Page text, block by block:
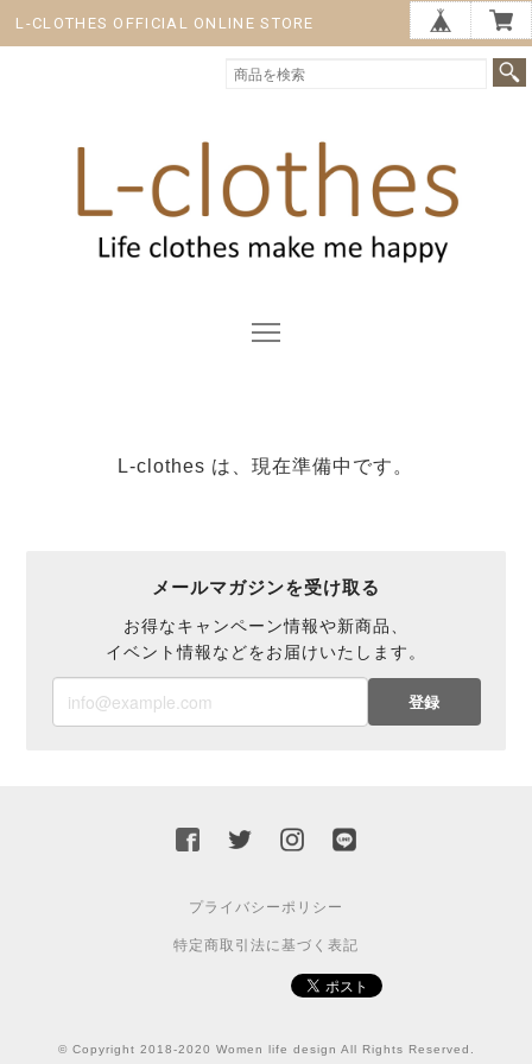
L-CLOTHES OFFICIAL ONLINE STORE
L-clothes は、現在準備中です。
メールマガジンを受け取る
お得なキャンペーン情報や新商品、
イベント情報などをお届けいたします。
登録
プライバシーポリシー
特定商取引法に基づく表記
© Copyright 2018-2020 Women life design All Rights Reserved.